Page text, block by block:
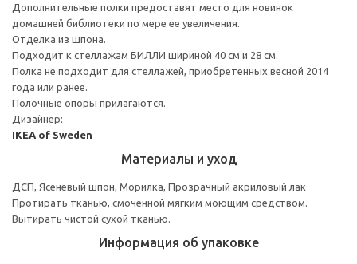
Дополнительные полки предоставят место для новинок
домашней библиотеки по мере ее увеличения.
Отделка из шпона.
Подходит к стеллажам БИЛЛИ шириной 40 см и 28 см.
Полка не подходит для стеллажей, приобретенных весной 2014
года или ранее.
Полочные опоры прилагаются.
Дизайнер:
IKEA of Sweden
Материалы и уход
ДСП, Ясеневый шпон, Морилка, Прозрачный акриловый лак
Протирать тканью, смоченной мягким моющим средством.
Вытирать чистой сухой тканью.
Информация об упаковке